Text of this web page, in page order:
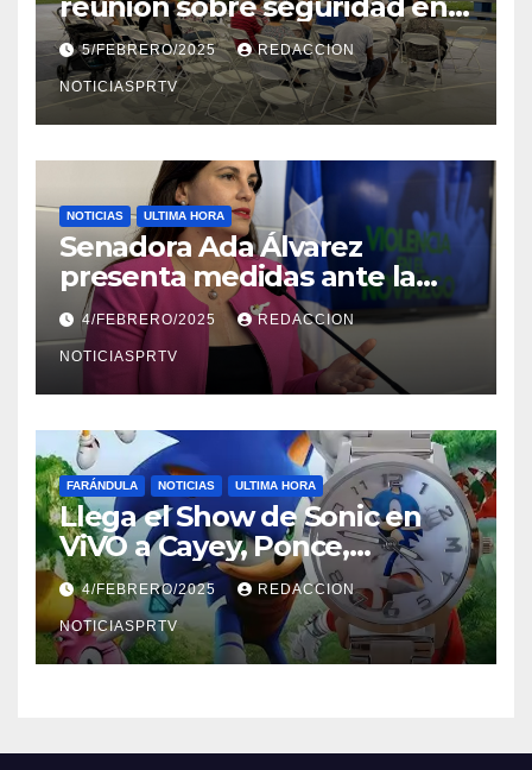
Reparto Metropolitano
5/FEBRERO/2025 REDACCION
NOTICIASPRTV
NOTICIAS ULTIMA HORA
Senadora Ada Álvarez
presenta medidas ante la
violencia en el noviazgo
4/FEBRERO/2025 REDACCION
NOTICIASPRTV
FARÁNDULA NOTICIAS ULTIMA HORA
Llega el Show de Sonic en
ViVO a Cayey, Ponce,
Barceloneta y Humacao,
Relojes gratis para el que
compre ahora….
4/FEBRERO/2025 REDACCION
NOTICIASPRTV